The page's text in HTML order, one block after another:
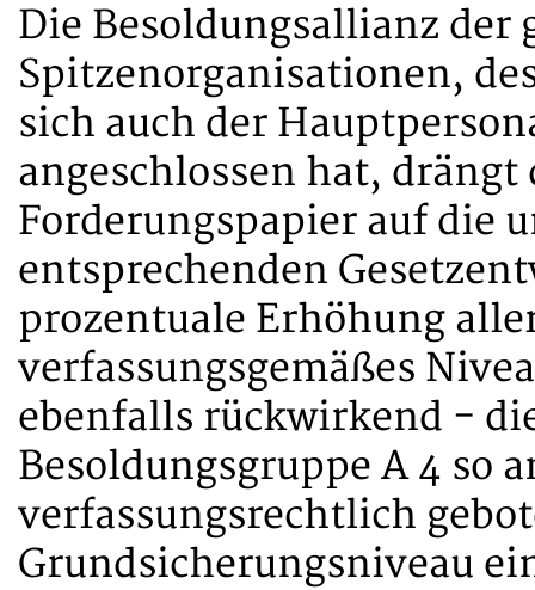
Die Besoldungsallianz der
Spitzenorganisationen,
sich auch der
angeschlossen hat,
Forderungspapier auf die
entsprechenden
prozentuale Erhöhung
verfassungsgemäßes
ebenfalls rückwirkend -
Besoldungsgruppe A 4 so
verfassungsrechtlich
Grundsicherungsniveau